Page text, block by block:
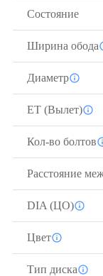
Состояние
Ширина обода
Диаметр
ЕТ (Вылет)
Кол-во болтов
Расстояние
DIA (ЦО)
Цвет
Тип диска